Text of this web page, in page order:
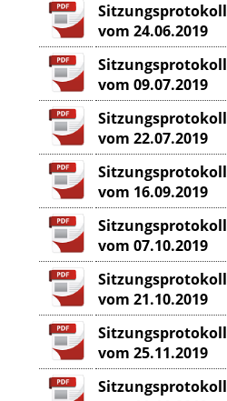
Sitzungsprotokoll
vom 24.06.2019
Sitzungsprotokoll
vom 09.07.2019
Sitzungsprotokoll
vom 22.07.2019
Sitzungsprotokoll
vom 16.09.2019
Sitzungsprotokoll
vom 07.10.2019
Sitzungsprotokoll
vom 21.10.2019
Sitzungsprotokoll
vom 25.11.2019
Sitzungsprotokoll